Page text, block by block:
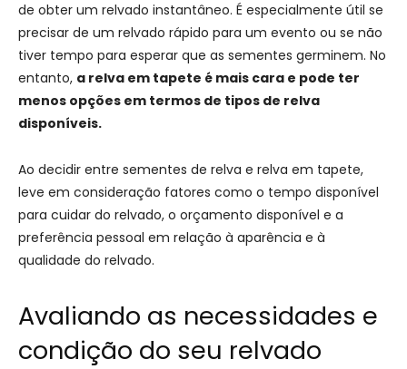
de obter um relvado instantâneo. É especialmente útil se
precisar de um relvado rápido para um evento ou se não
tiver tempo para esperar que as sementes germinem. No
entanto, a relva em tapete é mais cara e pode ter
menos opções em termos de tipos de relva
disponíveis.
Ao decidir entre sementes de relva e relva em tapete,
leve em consideração fatores como o tempo disponível
para cuidar do relvado, o orçamento disponível e a
preferência pessoal em relação à aparência e à
qualidade do relvado.
Avaliando as necessidades e
condição do seu relvado